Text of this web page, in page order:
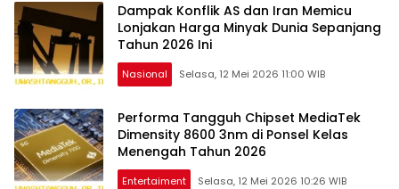
Dampak Konflik AS dan Iran Memicu
Lonjakan Harga Minyak Dunia Sepanjang
Tahun 2026 Ini
Nasional Selasa, 12 Mei 2026 11:00 WIB
Performa Tangguh Chipset MediaTek
Dimensity 8600 3nm di Ponsel Kelas
Menengah Tahun 2026
Entertaiment Selasa, 12 Mei 2026 10:26 WIB